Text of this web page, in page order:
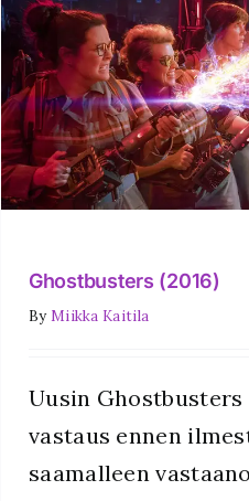
Ghostbusters (2016)
ByMiikka Kaitila
Uusin
vastaus ennen
saamalleen